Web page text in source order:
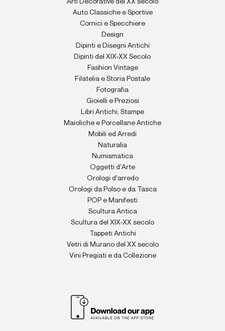
Arti Decorative del XX secolo
Auto Classiche e Sportive
Cornici e Specchiere
Design
Dipinti e Disegni Antichi
Dipinti del XIX-XX Secolo
Fashion Vintage
Filatelia e Storia Postale
Fotografia
Gioielli e Preziosi
Libri Antichi, Stampe
Maioliche e Porcellane Antiche
Mobili ed Arredi
Naturalia
Numismatica
Oggetti d'Arte
Orologi d'arredo
Orologi da Polso e da Tasca
POP e Manifesti
Scultura Antica
Scultura del XIX-XX secolo
Tappeti Antichi
Vetri di Murano del XX secolo
Vini Pregiati e da Collezione